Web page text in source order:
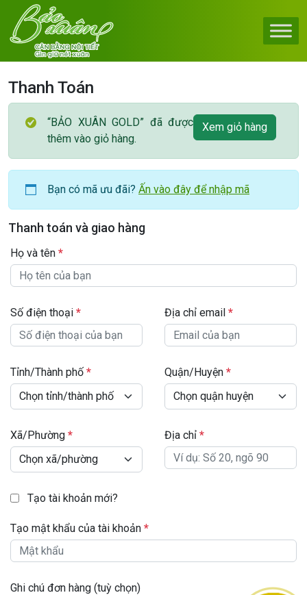
Skip to content
Main Navigation
Thanh Toán
Xem giỏ hàng
“BẢO XUÂN GOLD” đã được
thêm vào giỏ hàng.
Bạn có mã ưu đãi? Ấn vào đây để nhập mã
Thanh toán và giao hàng
Họ và tên *
Số điện thoại * Địa chỉ email *
Tỉnh/Thành phố * Quận/Huyện *
Xã/Phường * Địa chỉ *
Tạo tài khoản mới?
Tạo mật khẩu của tài khoản *
Ghi chú đơn hàng (tuỳ chọn)